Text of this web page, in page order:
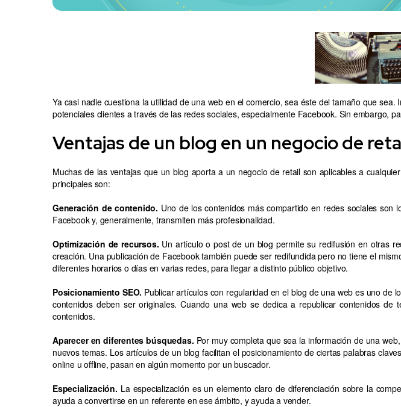
Ya casi nadie cuestiona la utilidad de una web en el comercio, sea éste del tamaño que
potenciales clientes a través de las redes sociales, especialmente Facebook. Sin embargo,
Ventajas de un blog en un negocio de
Muchas de las ventajas que un blog aporta a un negocio de retail son aplicables a
principales son:
Generación de contenido. Uno de los contenidos más compartido en redes sociales
Facebook y, generalmente, transmiten más profesionalidad.
Optimización de recursos. Un artículo o post de un blog permite su redifusión en otras
creación. Una publicación de Facebook también puede ser redifundida pero no tiene el
diferentes horarios o días en varias redes, para llegar a distinto público objetivo.
Posicionamiento SEO. Publicar artículos con regularidad en el blog de una web es uno de
contenidos deben ser originales. Cuando una web se dedica a republicar contenidos
contenidos.
Aparecer en diferentes búsquedas. Por muy completa que sea la información de una
nuevos temas. Los artículos de un blog facilitan el posicionamiento de ciertas palabras
online u offline, pasan en algún momento por un buscador.
Especialización. La especialización es un elemento claro de diferenciación sobre la
ayuda a convertirse en un referente en ese ámbito, y ayuda a vender.